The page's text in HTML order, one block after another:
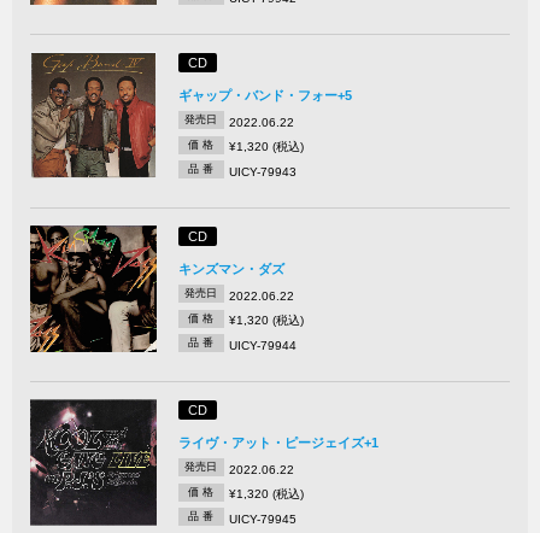
CD
ギャップ・バンド・フォー+5
発売日 2022.06.22
価 格 ¥1,320 (税込)
品 番 UICY-79943
CD
キンズマン・ダズ
発売日 2022.06.22
価 格 ¥1,320 (税込)
品 番 UICY-79944
CD
ライヴ・アット・ピージェイズ+1
発売日 2022.06.22
価 格 ¥1,320 (税込)
品 番 UICY-79945